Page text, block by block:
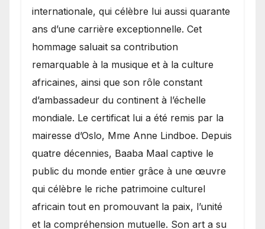
internationale, qui célèbre lui aussi quarante
ans d’une carrière exceptionnelle. Cet
hommage saluait sa contribution
remarquable à la musique et à la culture
africaines, ainsi que son rôle constant
d’ambassadeur du continent à l’échelle
mondiale. Le certificat lui a été remis par la
mairesse d’Oslo, Mme Anne Lindboe. Depuis
quatre décennies, Baaba Maal captive le
public du monde entier grâce à une œuvre
qui célèbre le riche patrimoine culturel
africain tout en promouvant la paix, l’unité
et la compréhension mutuelle. Son art a su